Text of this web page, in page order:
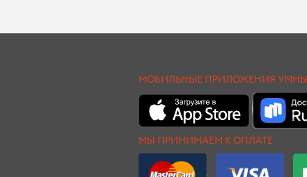
МОБИЛЬНЫЕ ПРИЛОЖЕНИЯ
МЫ ПРИНИМАЕМ К ОПЛАТЕ